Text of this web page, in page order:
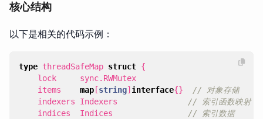
核心结构
以下是相关的代码示例：
type threadSafeMap struct {
lock
sync. RWMutex
items
map [string] interface{}
// 对象存储
indexers
Indexers
// 索引函数映射
indices
Indices
// 索引数据